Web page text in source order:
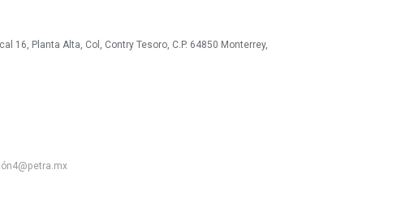
16, Planta Alta, Col, Contry Tesoro, C.P. 64850 Monterrey,